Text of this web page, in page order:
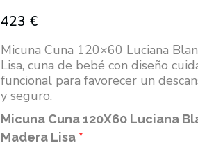
423 €
Micuna Cuna 120×60 Luciana
Lisa, cuna de bebé con diseño
funcional para favorecer un
y seguro.
Micuna Cuna 120X60 Luciana
Madera Lisa